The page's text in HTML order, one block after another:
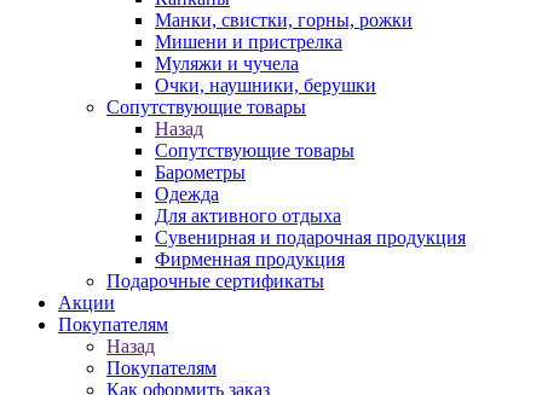
Манки, свистки, горны, рожки
Мишени и пристрелка
Муляжи и чучела
Очки, наушники, берушки
Сопутствующие товары
Назад
Сопутствующие товары
Барометры
Одежда
Для активного отдыха
Сувенирная и подарочная продукция
Фирменная продукция
Подарочные сертификаты
Акции
Покупателям
Назад
Покупателям
Как оформить заказ